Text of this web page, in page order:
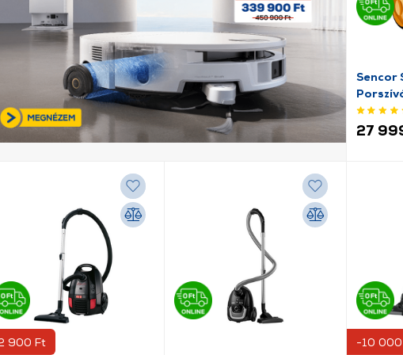
Sencor
27
900 Ft -10